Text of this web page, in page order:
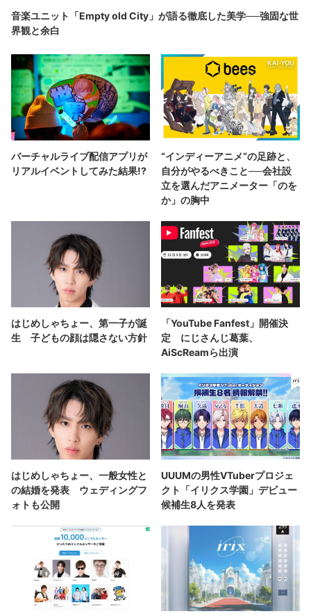
音楽ユニット「Empty old City」が語る徹底した美学──強固な世
界観と余白
バーチャルライブ配信アプリが
リアルイベントしてみた結果!?
“インディーアニメ“の足跡と、
自分がやるべきこと──会社設
立を選んだアニメーター「のを
か」の胸中
はじめしゃちょー、第一子が誕
生 子どもの顔は隠さない方針
「YouTube Fanfest」開催決
定 にじさんじ葛葉、
AiScReamら出演
はじめしゃちょー、一般女性と
の結婚を発表 ウェディングフ
ォトも公開
UUUMの男性VTuberプロジェ
クト「イリクス学園」デビュー
候補生8人を発表